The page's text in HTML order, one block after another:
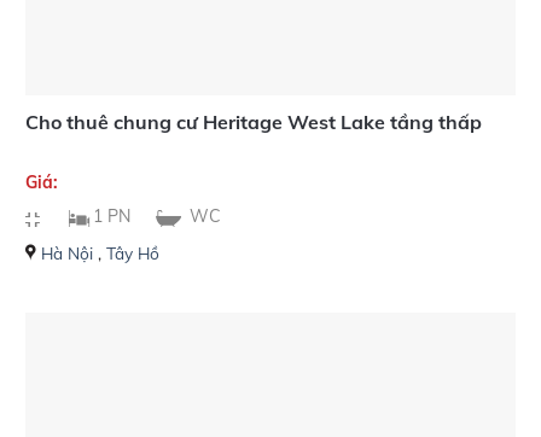
Cho thuê chung cư Heritage West Lake tầng thấp
Giá:
1 PN
WC
Hà Nội, Tây Hồ